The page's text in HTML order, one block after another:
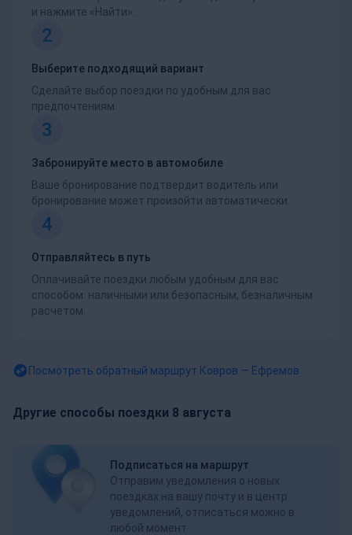
и нажмите «Найти».
2
Выберите подходящий вариант
Сделайте выбор поездки по удобным для вас
предпочтениям.
3
Забронируйте место в автомобиле
Ваше бронирование подтвердит водитель или
бронирование может произойти автоматически.
4
Отправляйтесь в путь
Оплачивайте поездки любым удобным для вас
способом: наличными или безопасным, безналичным
расчетом.
Посмотреть обратный маршрут Ковров — Ефремов
Другие способы поездки 8 августа
Подписаться на маршрут
Отправим уведомления о новых
поездках на вашу почту и в центр
уведомлений, отписаться можно в
любой момент